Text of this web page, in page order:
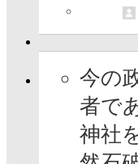
今の
者で
神社